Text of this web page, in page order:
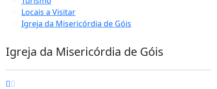
Locais a Visitar
Igreja da Misericórdia de Góis
Igreja da Misericórdia de Góis